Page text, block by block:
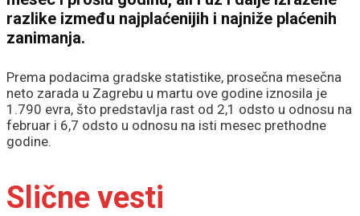
razlike između najplaćenijih i najniže plaćenih
zanimanja.
Prema podacima gradske statistike, prosečna mesečna
neto zarada u Zagrebu u martu ove godine iznosila je
1.790 evra, što predstavlja rast od 2,1 odsto u odnosu na
februar i 6,7 odsto u odnosu na isti mesec prethodne
godine.
Slične vesti